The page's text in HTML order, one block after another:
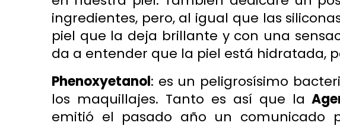
ingredientes, pero, al igual que las
piel que la deja brillante y con una
da a entender que la piel está hidratada,
Phenoxyetanol: es un peligrosísimo
los maquillajes. Tanto es así que la
emitió el pasado año un comunicado